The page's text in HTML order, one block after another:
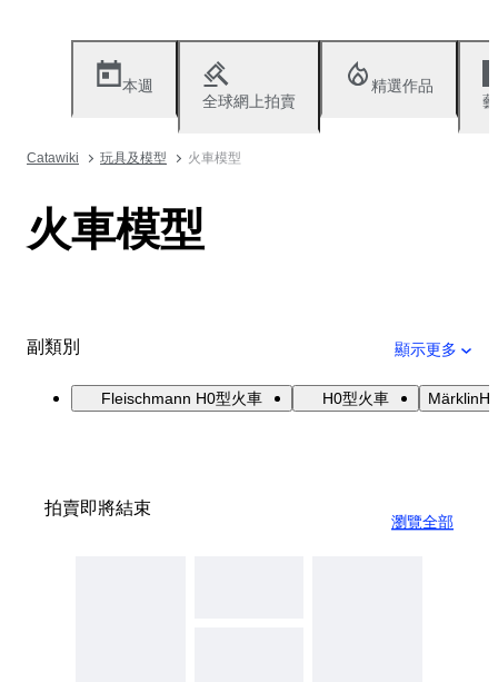
本週
全球網上拍賣
精選作品
Catawiki 玩具及模型 火車模型
火車模型
副類別 顯示更多
Fleischmann H0型火車 H0型火車
拍賣即將結束
瀏覽全部